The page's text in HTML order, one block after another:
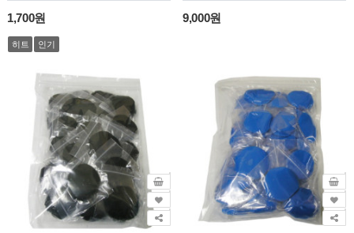
1,700원
히트 인기
9,000원